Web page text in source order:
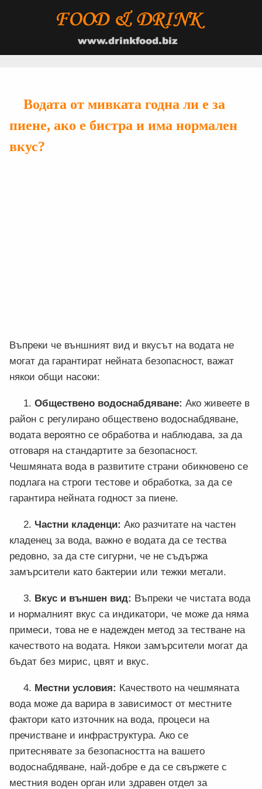
Водата от мивката годна ли е за
пиене, ако е бистра и има нормален
вкус?
Въпреки че външният вид и вкусът на водата не
могат да гарантират нейната безопасност, важат
някои общи насоки:
1. Обществено водоснабдяване: Ако живеете в
район с регулирано обществено водоснабдяване,
водата вероятно се обработва и наблюдава, за да
отговаря на стандартите за безопасност.
Чешмяната вода в развитите страни обикновено се
подлага на строги тестове и обработка, за да се
гарантира нейната годност за пиене.
2. Частни кладенци: Ако разчитате на частен
кладенец за вода, важно е водата да се тества
редовно, за да сте сигурни, че не съдържа
замърсители като бактерии или тежки метали.
3. Вкус и външен вид: Въпреки че чистата вода
и нормалният вкус са индикатори, че може да няма
примеси, това не е надежден метод за тестване на
качеството на водата. Някои замърсители могат да
бъдат без мирис, цвят и вкус.
4. Местни условия: Качеството на чешмяната
вода може да варира в зависимост от местните
фактори като източник на вода, процеси на
пречистване и инфраструктура. Ако се
притеснявате за безопасността на вашето
водоснабдяване, най-добре е да се свържете с
местния воден орган или здравен отдел за